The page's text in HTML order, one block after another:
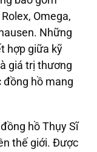
Rolex, Omega,
. Những
hợp giữa kỹ
giá trị thương
đồng hồ mang
hồ Thụy Sĩ
thế giới. Được